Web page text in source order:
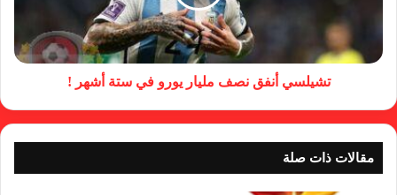
تشيلسي أنفق نصف مليار يورو في ستة أشهر !
مقالات ذات صلة